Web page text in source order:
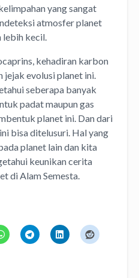
yang sangat
atmosfer planet
kecil.
kehadiran karbon
evolusi planet ini.
seberapa banyak
padat maupun gas
planet ini. Dan dari
bisa ditelusuri. Hal yang
planet lain dan kita
keunikan cerita
di Alam Semesta.